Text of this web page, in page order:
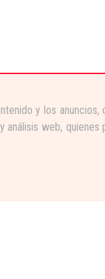
y los
web,